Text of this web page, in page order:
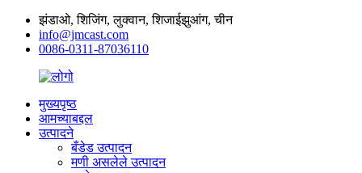
झंडाओ, शिजिंग, लुक्वान, शिजाईझुआंग, चीन
info@jmcast.com
0086-0311-87036110
मुख्यपृष्ठ
आमच्याबद्दल
उत्पादने
बँडेड उत्पादन
मणी असलेले उत्पादन